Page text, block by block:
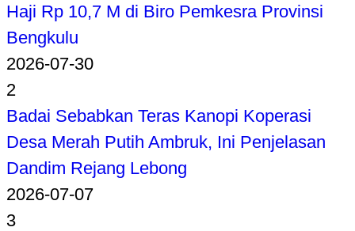
Haji Rp 10,7 M di Biro Pemkesra Provinsi
Bengkulu
2026-07-30
2
Badai Sebabkan Teras Kanopi Koperasi
Desa Merah Putih Ambruk, Ini Penjelasan
Dandim Rejang Lebong
2026-07-07
3